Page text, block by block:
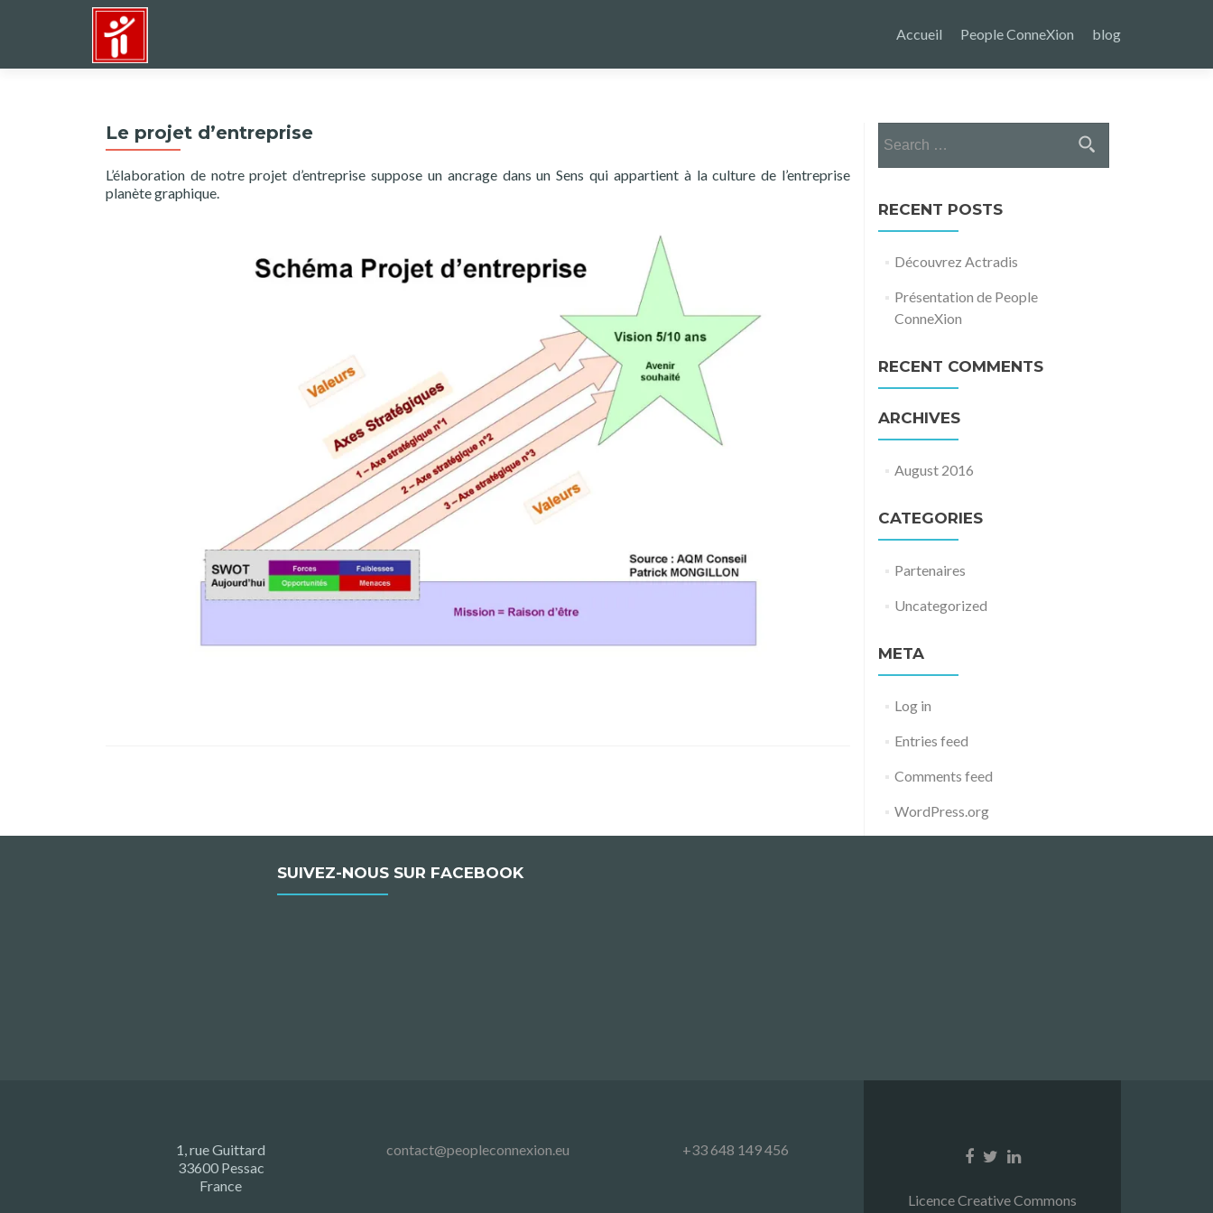
to
Accueil People ConneXion blog
Le projet d’entreprise
L’élaboration de notre projet d’entreprise suppose un ancrage dans un Sens qui appartient à la culture de l’entreprise
planète graphique.
for:
RECENT POSTS
Découvrez Actradis
Présentation de People
ConneXion
RECENT COMMENTS
ARCHIVES
August 2016
CATEGORIES
Partenaires
Uncategorized
META
Log in
Entries feed
Comments feed
WordPress.org
SUIVEZ-NOUS SUR FACEBOOK
1, rue Guittard
33600 Pessac
France
contact@peopleconnexion.eu +33 648 149 456
Facebook
TwitterLinkedin
Licence Creative Commons